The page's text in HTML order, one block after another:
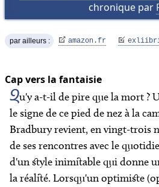
chronique par
par ailleurs : amazon.fr
Cap vers la fantaisie
Qu'y a-t-il de pire que la mort ?
le signe de ce pied de nez à la
Bradbury revient, en vingt-trois
de ses rencontres avec le
d'un style inimitable qui donne
la réalité. Lorsqu'un optimiste